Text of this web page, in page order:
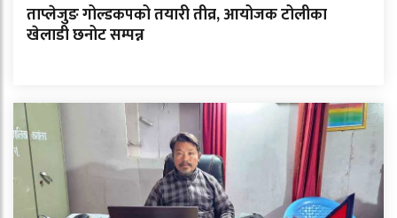
ताप्लेजुङ गोल्डकपको तयारी तीव्र, आयोजक टोलीका
खेलाडी छनोट सम्पन्न